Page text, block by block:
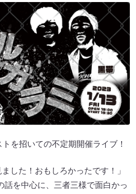
を招いての不定期開催ライブ！
した！おもしろかったです！」
話を中心に、三者三様で面白かっ